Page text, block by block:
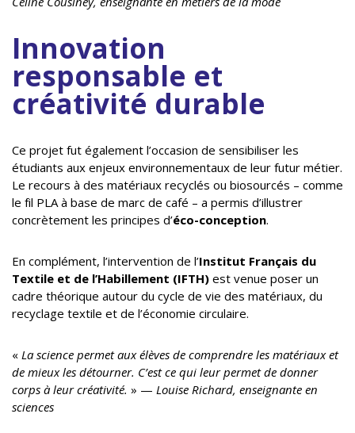
Innovation
responsable et
créativité durable
Ce projet fut également l’occasion de sensibiliser les
étudiants aux enjeux environnementaux de leur futur métier.
Le recours à des matériaux recyclés ou biosourcés – comme
le fil PLA à base de marc de café – a permis d’illustrer
concrètement les principes d’éco-conception.
En complément, l’intervention de l’Institut Français du
Textile et de l’Habillement (IFTH) est venue poser un
cadre théorique autour du cycle de vie des matériaux, du
recyclage textile et de l’économie circulaire.
« La science permet aux élèves de comprendre les matériaux et
de mieux les détourner. C’est ce qui leur permet de donner
corps à leur créativité. » — Louise Richard, enseignante en
sciences